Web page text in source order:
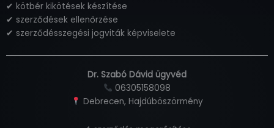
✔ kötbér kikötések készítése
✔ szerződések ellenőrzése
✔ szerződésszegési jogviták képviselete
Dr. Szabó Dávid ügyvéd
06305158098
Debrecen, Hajdúböszörmény